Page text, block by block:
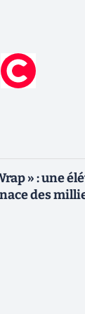
» : une
des